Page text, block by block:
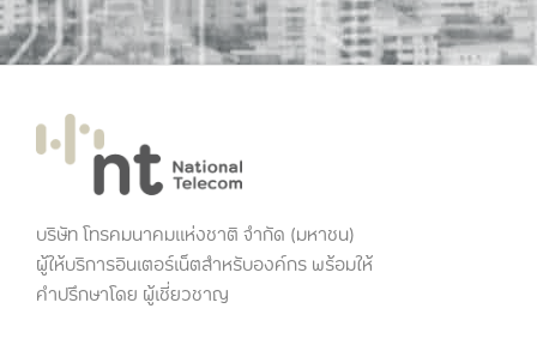
บริษัท โทรคมนาคมแห่งชาติ จำกัด (มหาชน)
ผู้ให้บริการอินเตอร์เน็ตสำหรับองค์กร พร้อมให้
คำปรึกษาโดย ผู้เชี่ยวชาญ